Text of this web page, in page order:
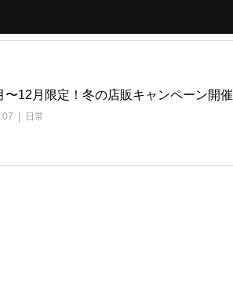
〜12月限定！冬の店販キャンペーン開催
日常